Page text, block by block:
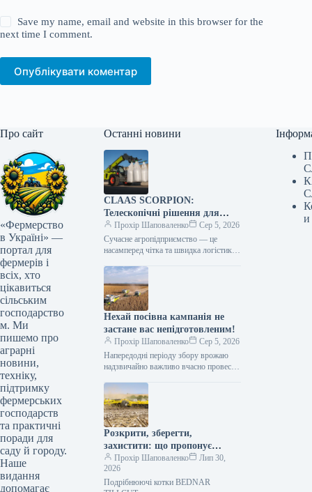
Save my name, email and website in this browser for the
next time I comment.
Опублікувати коментар
Про сайт
«Фермерство
в Україні» —
портал для
фермерів і
всіх, хто
цікавиться
сільським
господарство
м. Ми
пишемо про
аграрні
новини,
техніку,
підтримку
фермерських
господарств
та практичні
поради для
саду й городу.
Наше
видання
допомагає
Останні новини
CLAAS SCORPION:
Телескопічні рішення для
ефективного агрологістичного
менеджменту
Прохір Шаповаленко
Сер 5, 2026
Сучасне агропідприємство — це
насамперед чітка та швидка логістика.
тисяч тонн зерна, робота з
біогазовими…
Нехай посівна кампанія не
застане вас непідготовленим!
Прохір Шаповаленко
Сер 5, 2026
Напередодні періоду збору врожаю
надзвичайно важливо вчасно провести
виконати всі процедури планового
технічного
обслуговування.Оптимальним
вибором є…
Розкрити, зберегти,
захистити: що пропонує
обробка рослинних залишків
котками BEDNAR TILLCUT
Прохір Шаповаленко
Лип 30,
2026
Подрібнюючі котки BEDNAR
и